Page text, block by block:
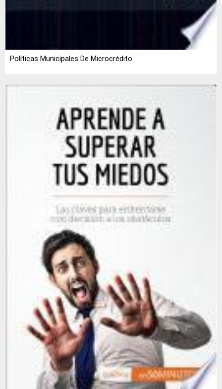
Políticas Municipales De Microcrédito